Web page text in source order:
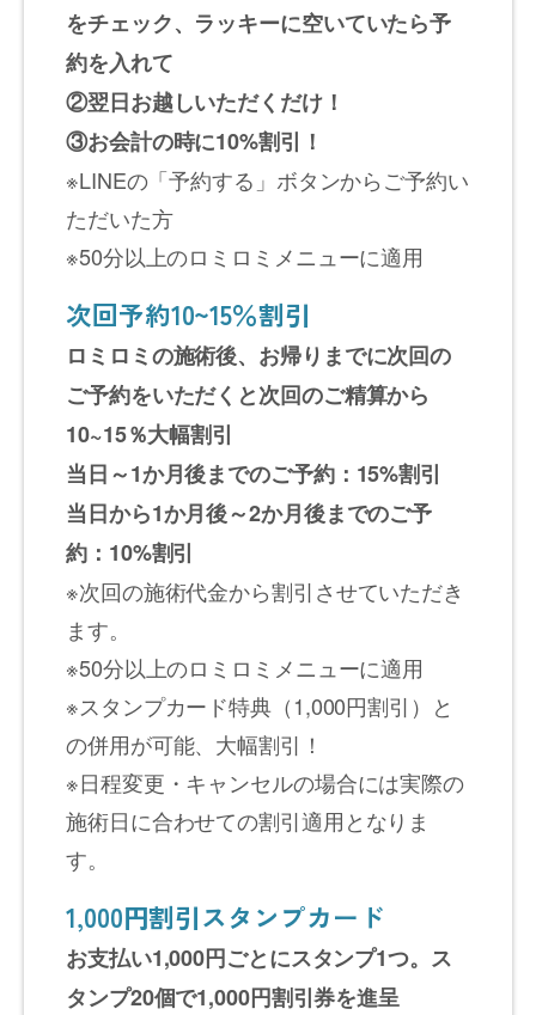
をチェック、ラッキーに空いていたら予
約を入れて
②翌日お越しいただくだけ！
③お会計の時に10%割引！
※LINEの「予約する」ボタンからご予約い
ただいた方
※50分以上のロミロミメニューに適用
次回予約10~15％割引
ロミロミの施術後、お帰りまでに次回の
ご予約をいただくと次回のご精算から
10~15％大幅割引
当日～1か月後までのご予約：15%割引
当日から1か月後～2か月後までのご予
約：10%割引
※次回の施術代金から割引させていただき
ます。
※50分以上のロミロミメニューに適用
※スタンプカード特典（1,000円割引）と
の併用が可能、大幅割引！
※日程変更・キャンセルの場合には実際の
施術日に合わせての割引適用となりま
す。
1,000円割引スタンプカード
お支払い1,000円ごとにスタンプ1つ。ス
タンプ20個で1,000円割引券を進呈